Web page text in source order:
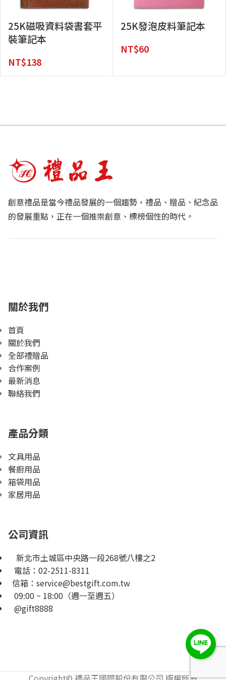
25K磁吸資料袋書套平
裝筆記本
NT$138
25K發泡皮料筆記本
NT$60
創意禮品是當今禮品發展的一個趨勢，禮品、贈品、紀念品
的發展重點，正在一個推崇創意、標榜個性的時代。
關於我們
首頁
關於我們
全部禮贈品
合作案例
最新消息
聯絡我們
產品分類
文具用品
餐廚用品
箱袋用品
家居用品
公司資訊
新北市土城區中央路一段268號八樓之2
電話： 02-2511-8311
信箱： service@bestgift.com.tw
09:00 ~ 18:00（週一至週五）
@gift8888